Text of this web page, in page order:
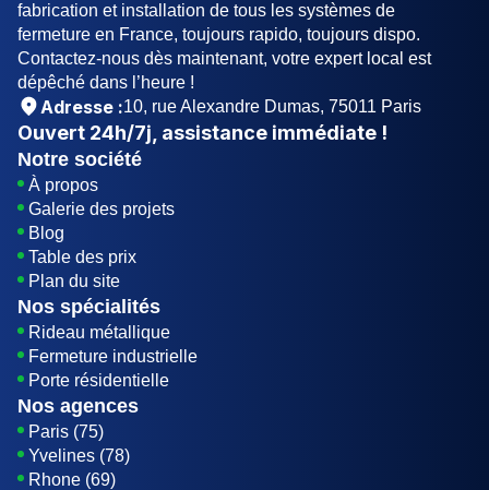
fabrication et installation de tous les systèmes de
fermeture en France, toujours rapido, toujours dispo.
Contactez-nous dès maintenant, votre expert local est
dépêché dans l’heure !
Adresse :10, rue Alexandre Dumas, 75011 Paris
Ouvert 24h/7j , assistance immédiate !
Notre société
À propos
Galerie des projets
Blog
Table des prix
Plan du site
Nos spécialités
Rideau métallique
Fermeture industrielle
Porte résidentielle
Nos agences
Paris (75)
Yvelines (78)
Rhone (69)